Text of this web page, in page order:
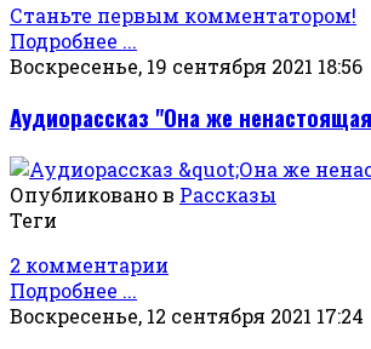
Станьте первым комментатором!
Подробнее ...
Воскресенье, 19 сентября 2021 18:56
Аудиорассказ "Она же
Опубликовано в Рассказы
Теги
2 комментарии
Подробнее ...
Воскресенье, 12 сентября 2021 17:24